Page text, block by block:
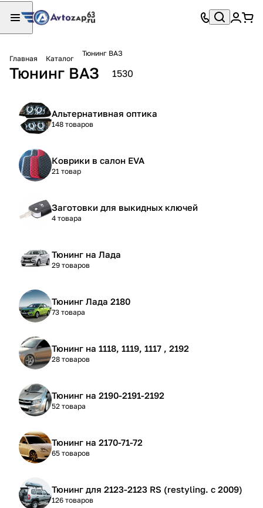
Главная Каталог
Тюнинг ВАЗ
Тюнинг ВАЗ 1530
Альтернативная оптика
148 товаров
Коврики в салон EVA
21 товар
Заготовки для выкидных ключей
4 товара
Тюнинг на Лада
29 товаров
Тюнинг Лада 2180
73 товара
Тюнинг на 1118, 1119, 1117 , 2192
28 товаров
Тюнинг на 2190-2191-2192
52 товара
Тюнинг на 2170-71-72
65 товаров
Тюнинг для 2123-2123 RS (restyling. с 2009)
126 товаров